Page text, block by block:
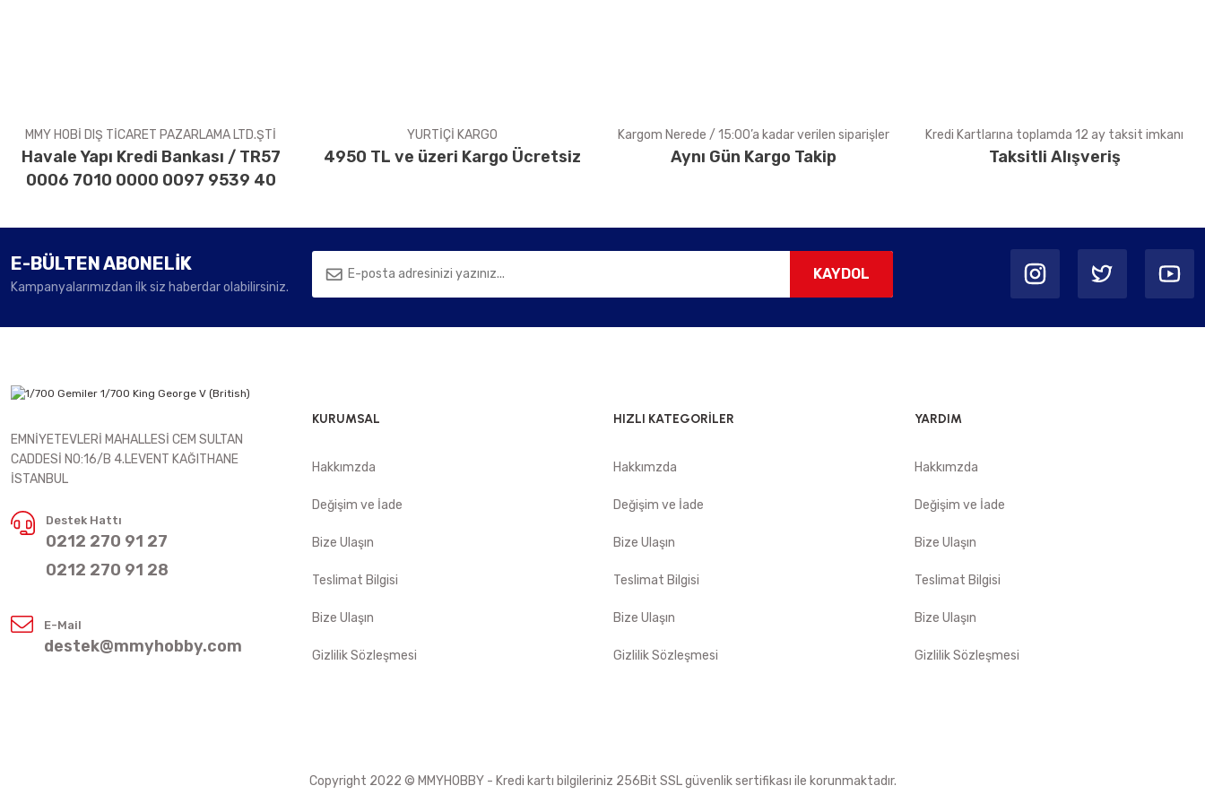
MMY HOBİ DIŞ TİCARET PAZARLAMA LTD.ŞTİ
Havale Yapı Kredi Bankası / TR57
0006 7010 0000 0097 9539 40
YURTİÇİ KARGO
4950 TL ve üzeri Kargo Ücretsiz
Kargom Nerede / 15:00’a kadar verilen siparişler
Aynı Gün Kargo Takip
Kredi Kartlarına toplamda 12 ay taksit imkanı
Taksitli Alışveriş
E-BÜLTEN ABONELİK
Kampanyalarımızdan ilk siz haberdar olabilirsiniz.
KAYDOL
EMNİYETEVLERİ MAHALLESİ CEM SULTAN
CADDESİ NO:16/B 4.LEVENT KAĞITHANE
İSTANBUL
Destek Hattı
0212 270 91 27
0212 270 91 28
E-Mail
destek@mmyhobby.com
KURUMSAL
Hakkımzda
Değişim ve İade
Bize Ulaşın
Teslimat Bilgisi
Bize Ulaşın
Gizlilik Sözleşmesi
HIZLI KATEGORİLER
Hakkımzda
Değişim ve İade
Bize Ulaşın
Teslimat Bilgisi
Bize Ulaşın
Gizlilik Sözleşmesi
YARDIM
Hakkımzda
Değişim ve İade
Bize Ulaşın
Teslimat Bilgisi
Bize Ulaşın
Gizlilik Sözleşmesi
Copyright 2022 © MMYHOBBY - Kredi kartı bilgileriniz 256Bit SSL güvenlik sertifikası ile korunmaktadır.